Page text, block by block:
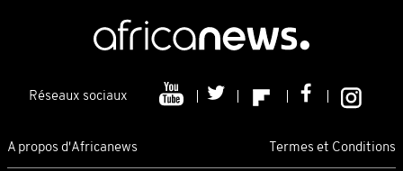
Réseaux sociaux
A propos d'Africanews Termes et Conditions